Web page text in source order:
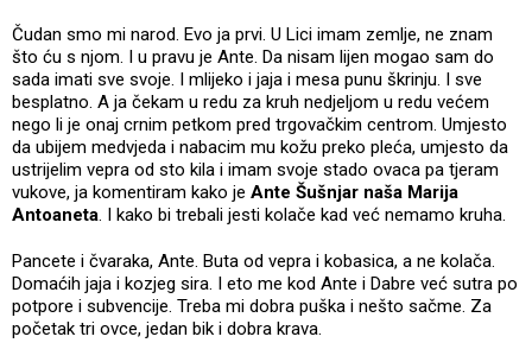
Čudan smo mi narod. Evo ja prvi. U Lici imam zemlje, ne znam
što ću s njom. I u pravu je Ante. Da nisam lijen mogao sam do
sada imati sve svoje. I mlijeko i jaja i mesa punu škrinju. I sve
besplatno. A ja čekam u redu za kruh nedjeljom u redu većem
nego li je onaj crnim petkom pred trgovačkim centrom. Umjesto
da ubijem medvjeda i nabacim mu kožu preko pleća, umjesto da
ustrijelim vepra od sto kila i imam svoje stado ovaca pa tjeram
vukove, ja komentiram kako je Ante Šušnjar naša Marija
Antoaneta. I kako bi trebali jesti kolače kad već nemamo kruha.
Pancete i čvaraka, Ante. Buta od vepra i kobasica, a ne kolača.
Domaćih jaja i kozjeg sira. I eto me kod Ante i Dabre već sutra po
potpore i subvencije. Treba mi dobra puška i nešto sačme. Za
početak tri ovce, jedan bik i dobra krava.